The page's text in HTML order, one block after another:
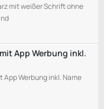
mit weißer Schrift ohne
App Werbung inkl.
App Werbung inkl. Name